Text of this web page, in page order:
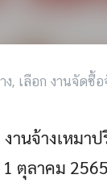
ง, เลือก งานจัดซื้
านจ้างเหม
1 ตุลาคม